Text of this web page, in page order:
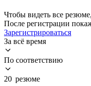
Чтобы видеть все
После регистрации
Зарегистрироваться
За всё время
По соответствию
20 резюме